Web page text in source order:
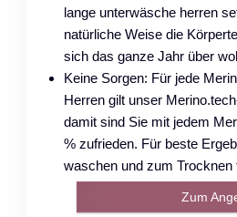
lange unterwäsche herren
natürliche Weise die
sich das ganze Jahr über
Keine Sorgen: Für jede
Herren gilt unser
damit sind Sie mit jedem
% zufrieden. Für beste
waschen und zum Trocknen
Zum